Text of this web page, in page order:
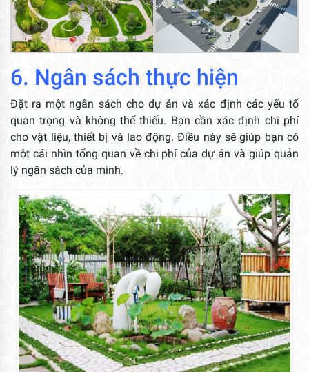
6. Ngân sách thực hiện
Đặt ra một ngân sách cho dự án và xác định các yếu tố
quan trọng và không thể thiếu. Bạn cần xác định chi phí
cho vật liệu, thiết bị và lao động. Điều này sẽ giúp bạn có
một cái nhìn tổng quan về chi phí của dự án và giúp quản
lý ngân sách của mình.